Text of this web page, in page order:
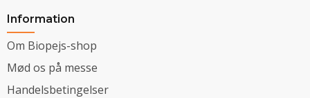
Information
Om Biopejs-shop
Mød os på messe
Handelsbetingelser